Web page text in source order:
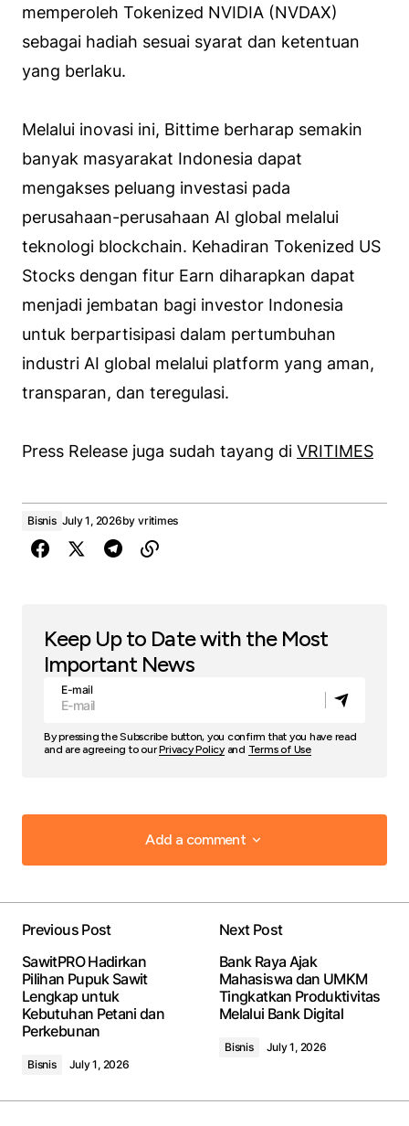
memperoleh Tokenized NVIDIA (NVDAX)
sebagai hadiah sesuai syarat dan ketentuan
yang berlaku.
Melalui inovasi ini, Bittime berharap semakin
banyak masyarakat Indonesia dapat
mengakses peluang investasi pada
perusahaan-perusahaan AI global melalui
teknologi blockchain. Kehadiran Tokenized US
Stocks dengan fitur Earn diharapkan dapat
menjadi jembatan bagi investor Indonesia
untuk berpartisipasi dalam pertumbuhan
industri AI global melalui platform yang aman,
transparan, dan teregulasi.
Press Release juga sudah tayang di VRITIMES
Bisnis July 1, 2026by vritimes
Keep Up to Date with the Most
Important News
E-mail
By pressing the Subscribe button, you confirm that you have read
and are agreeing to ourPrivacy Policyand Terms of Use
Add a comment
Add a comment
fields are marked
Comment*
Previous Post
SawitPRO Hadirkan
Pilihan Pupuk Sawit
Lengkap untuk
Kebutuhan Petani dan
Perkebunan
Bisnis July 1, 2026
Next Post
Bank Raya Ajak
Mahasiswa dan UMKM
Tingkatkan Produktivitas
Melalui Bank Digital
Bisnis July 1, 2026